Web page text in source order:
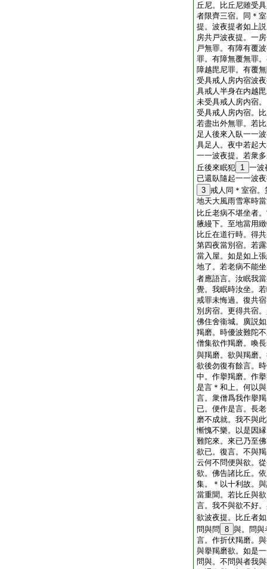
丘尼。比丘尼雖受
者限齊三宿。同＊
提。波夜提者如上
房共戸波夜提。一
戸無罪。有障有覆
罪。有障無覆無罪
障越毘尼罪。有覆
受具戒人房内宿波
具戒人半身在内越
未受具戒人房内宿
受具戒人房内宿。
若盡出外無罪。若
足人後來入臥一一
具足人。夜中若起
一一波夜提。若衆
丘後來眠犯 1 一波
已還臥隨起一一波
3 戒人同＊室宿
地天大風雨雪寒時
比丘老病不堪坐者
腋縵下。至地當用
比丘在道行時。得
第四夜當別宿。若
當入屋。如是如上
地了。若老病不能
者應語言。汝眠我
覺。我眠時汝坐。
戒罪未悔過。復共
別房宿。更得共宿
佛住舍衞城。廣説
羯磨。時優波難陀
僧集欲作羯磨。喚
與羯磨。欲與羯磨
欲後勿復有餘言。
中。作擧羯磨。作
是言＊和上。何以
言。衆僧爲我作擧
已。便作是言。長
磨不成就。我不與
慚愧不樂。以是因
難陀來。來已乃至
欲已。復言。不與
云何不問便與欲。
欲。佛告諸比丘。
集。＊以十利故。
當重聞。若比丘與
言。我不與欲不好
欲波夜提。比丘者
問與問 8 與。問與
言。作折伏羯磨。
與擧羯磨欲。如是
問與。不問與者我